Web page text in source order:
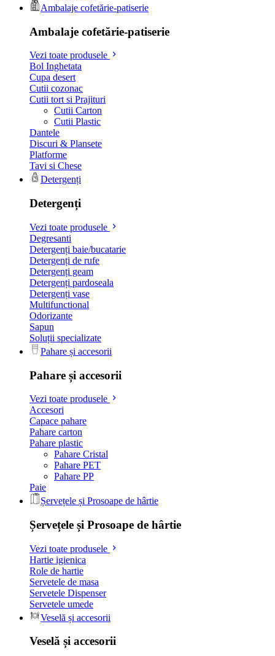
Ambalaje cofetărie-patiserie
Ambalaje cofetărie-patiserie
Vezi toate produsele
Bol Inghetata
Cupa desert
Cutii cozonac
Cutii tort si Prajituri
Cutii Carton
Cutii Plastic
Dantele
Discuri & Plansete
Platforme
Tavi si Chese
Detergenți
Detergenți
Vezi toate produsele
Degresanti
Detergenți baie/bucatarie
Detergenți de rufe
Detergenți geam
Detergenți pardoseala
Detergenți vase
Multifunctional
Odorizante
Sapun
Soluții specializate
Pahare și accesorii
Pahare și accesorii
Vezi toate produsele
Accesori
Capace pahare
Pahare carton
Pahare plastic
Pahare Cristal
Pahare PET
Pahare PP
Paie
Șervețele și Prosoape de hârtie
Șervețele și Prosoape de hârtie
Vezi toate produsele
Hartie igienica
Role de hartie
Servetele de masa
Servetele Dispenser
Servetele umede
Veselă și accesorii
Veselă și accesorii